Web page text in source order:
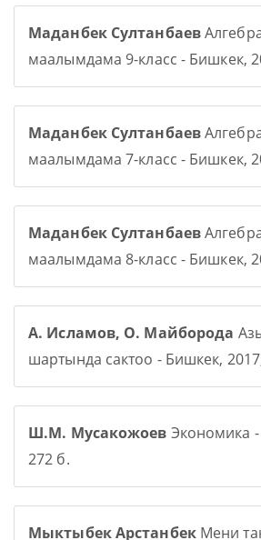
Маданбек Султанбаев
маалымдама 9-класс - Бишкек,
Маданбек Султанбаев
маалымдама 7-класс - Бишкек,
Маданбек Султанбаев
маалымдама 8-класс - Бишкек,
А. Исламов, О. Майборода
шартында сактоо - Бишкек,
Ш.М. Мусакожоев Экономика
272 б.
Мыктыбек АрстанбекМени